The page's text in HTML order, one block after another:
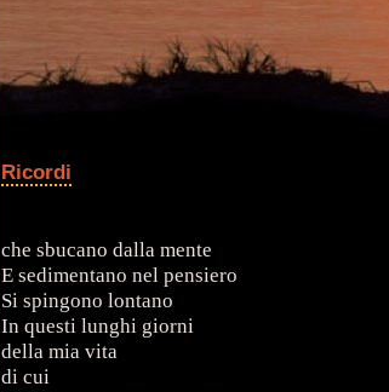
Ricordi
che sbucano dalla mente
E sedimentano nel pensiero
Si spingono lontano
In questi lunghi giorni
della mia vita
di cui